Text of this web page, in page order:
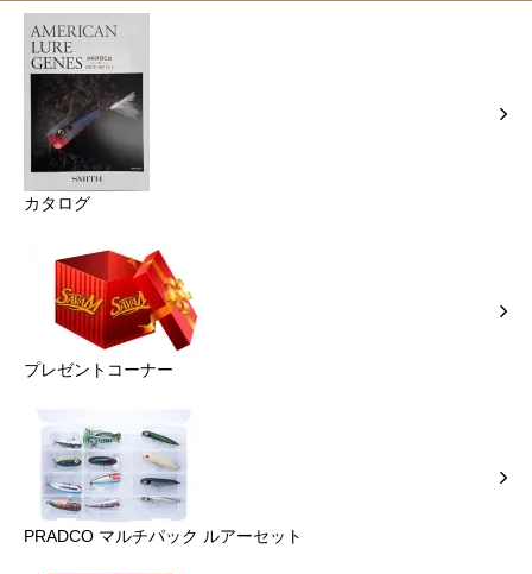
カタログ
プレゼントコーナー
PRADCO マルチパック ルアーセット